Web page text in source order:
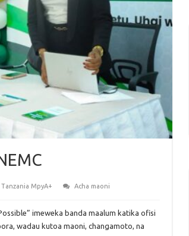
Tanzania MpyA+
Acha maoni
imeweka banda maalum katika ofisi
wadau kutoa maoni, changamoto, na